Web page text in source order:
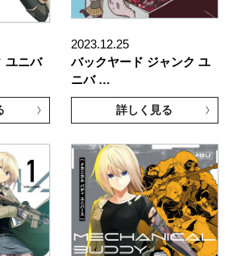
ユニバ
2023.12.25
バックヤード ジャンク ユ
ニバ …
詳しく見る